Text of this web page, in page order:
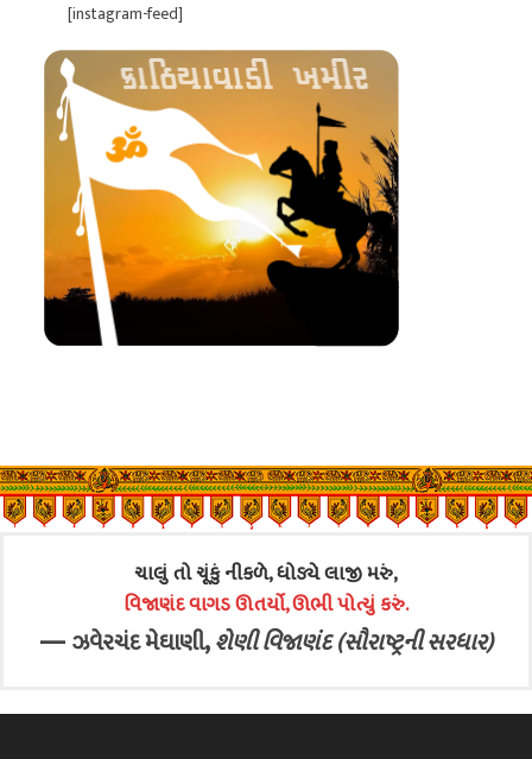
[instagram-feed]
ચાલું તો ચૂંકું નીકળે, ધોડ્યે લાજી મરું,
વિજાણંદ વાગડ ઊતર્યો, ઊભી પોત્યું કરું.
—ઝવેરચંદ મેઘાણી,શેણી વિજાણંદ (સૌરાષ્ટ્રની સરધાર)